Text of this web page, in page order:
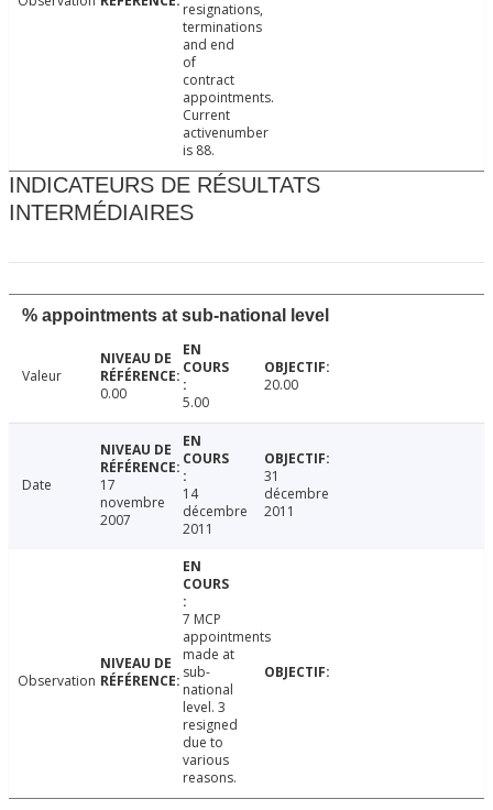
resignations,
terminations
and end
of
contract
appointments.
Current
activenumber
is 88.
INDICATEURS DE RÉSULTATS
INTERMÉDIAIRES
% appointments at sub-national level
Valeur
0.00
5.00
20.00
Date
17
novembre
2007
14
décembre
2011
31
décembre
2011
Observation
7 MCP
appointments
made at
sub-
national
level. 3
resigned
due to
various
reasons.